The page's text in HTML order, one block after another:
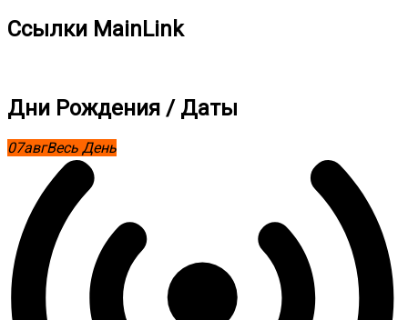
Ссылки MainLink
Дни Рождения / Даты
07авгВесь День